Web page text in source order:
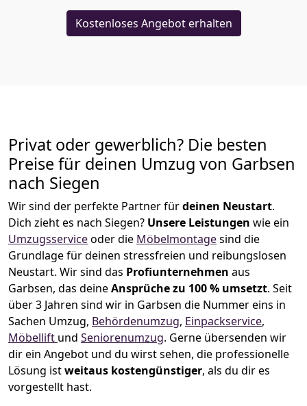
Kostenloses Angebot erhalten
Privat oder gewerblich? Die besten
Preise für deinen Umzug von Garbsen
nach Siegen
Wir sind der perfekte Partner fürdeinen Neustart.
Dich zieht es nach Siegen? Unsere Leistungen wie ein
Umzugsserviceoder die Möbelmontagesind die
Grundlage für deinen stressfreien und reibungslosen
Neustart. Wir sind das Profiunternehmen aus
Garbsen, das deineAnsprüche zu 100 % umsetzt. Seit
über 3 Jahren sind wir in Garbsen die Nummer eins in
Sachen Umzug, Behördenumzug, Einpackservice,
Möbellift und Seniorenumzug. Gerne übersenden wir
dir ein Angebot und du wirst sehen, die professionelle
Lösung istweitaus kostengünstiger, als du dir es
vorgestellt hast.